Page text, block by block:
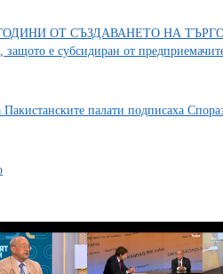
ОТ СЪЗДАВАНЕТО НА
защото е субсидиран от
палати подписаха